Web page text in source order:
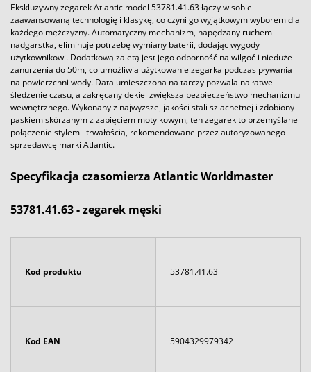
Ekskluzywny zegarek Atlantic model 53781.41.63 łączy w sobie
zaawansowaną technologię i klasykę, co czyni go wyjątkowym wyborem dla
każdego mężczyzny. Automatyczny mechanizm, napędzany ruchem
nadgarstka, eliminuje potrzebę wymiany baterii, dodając wygody
użytkownikowi. Dodatkową zaletą jest jego odporność na wilgoć i nieduże
zanurzenia do 50m, co umożliwia użytkowanie zegarka podczas pływania
na powierzchni wody. Data umieszczona na tarczy pozwala na łatwe
śledzenie czasu, a zakręcany dekiel zwiększa bezpieczeństwo mechanizmu
wewnętrznego. Wykonany z najwyższej jakości stali szlachetnej i zdobiony
paskiem skórzanym z zapięciem motylkowym, ten zegarek to przemyślane
połączenie stylem i trwałością, rekomendowane przez autoryzowanego
sprzedawcę marki Atlantic.
Specyfikacja czasomierza Atlantic Worldmaster
53781.41.63 - zegarek męski
Kod produktu 53781.41.63
Kod EAN 5904329979342